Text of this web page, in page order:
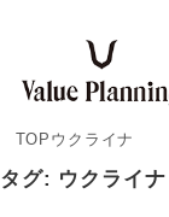
TOP ウクライナ
タグ: ウクライナ